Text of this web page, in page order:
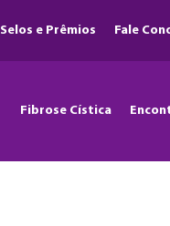
Selos e Prêmios Fale
Fibrose Cística